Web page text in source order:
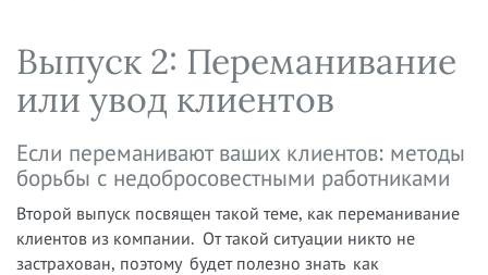
Преимущества юридической
фирмы
Кейсы
Вакансии
Налоговая практика
Сопровождение бизнеса
Ведение уголовных дел
Защита активов
Ведение дел о банкротстве
Аудиоподкасты
Видеоподкасты
Справочная
Вопросы-ответы
Вебинары и семинары
Прямые эфиры
Выпуск 2: Переманивание
или увод клиентов
Если переманивают ваших клиентов: методы
борьбы с недобросовестными работниками
Второй выпуск посвящен такой теме, как переманивание
клиентов из компании. От такой ситуации никто не
застрахован, поэтому будет полезно знать как